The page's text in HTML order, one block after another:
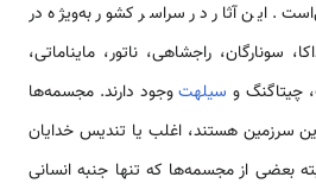
این آثار در سراسر کشور به‌ویژه در
سونارگان، راجشاهی، ناتور، مایناماتی،
چیتاگنگ و سیلهتوجود دارند. مجسمه‌ها
سرزمین هستند، اغلب یا تندیس خدایان
بعضی از مجسمه‌ها که تنها جنبه انسانی